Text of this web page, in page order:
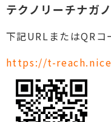
テクノリーチナガ
下記URLまたはQR
https://t-